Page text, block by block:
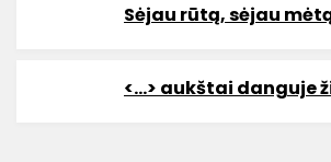
Sėjau rūtą, sėjau
<...> aukštai danguje